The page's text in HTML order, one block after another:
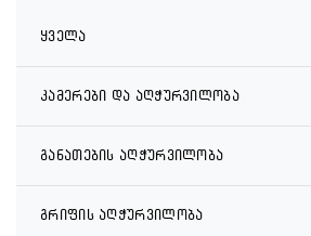
ყველა
კამერები და აღჭურვილობა
განათების აღჭურვილობა
გრიფის აღჭურვილობა